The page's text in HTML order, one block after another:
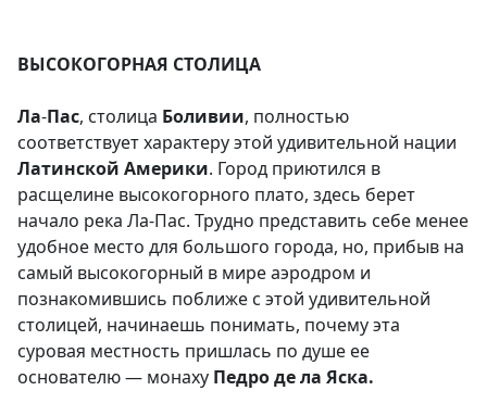
ВЫСОКОГОРНАЯ СТОЛИЦА
Ла-Пас, столица Боливии, полностью
соответствует характеру этой удивительной нации
Латинской Америки. Город приютился в
расщелине высокогорного плато, здесь берет
начало река Ла-Пас. Трудно представить себе менее
удобное место для большого города, но, прибыв на
самый высокогорный в мире аэродром и
познакомившись поближе с этой удивительной
столицей, начинаешь понимать, почему эта
суровая местность пришлась по душе ее
основателю — монаху Педро де ла Яска.